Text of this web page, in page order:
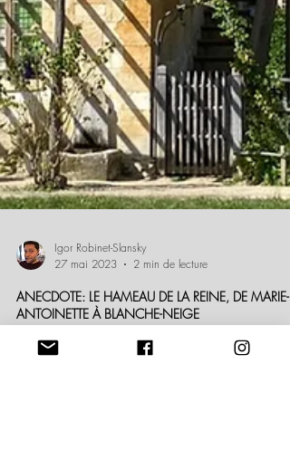
Igor Robinet-Slansky
27 mai 2023
2 min de lecture
ANECDOTE: LE HAMEAU DE LA REINE, DE MARIE-
ANTOINETTE À BLANCHE-NEIGE